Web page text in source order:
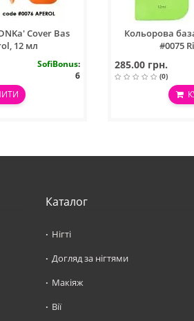
Cover Bas
12 мл
SofiBonus:
6
Кольорова
#0075
285.00 грн.
(0)
Каталог
Нігті
Догляд за нігтями
Макіяж
Вії